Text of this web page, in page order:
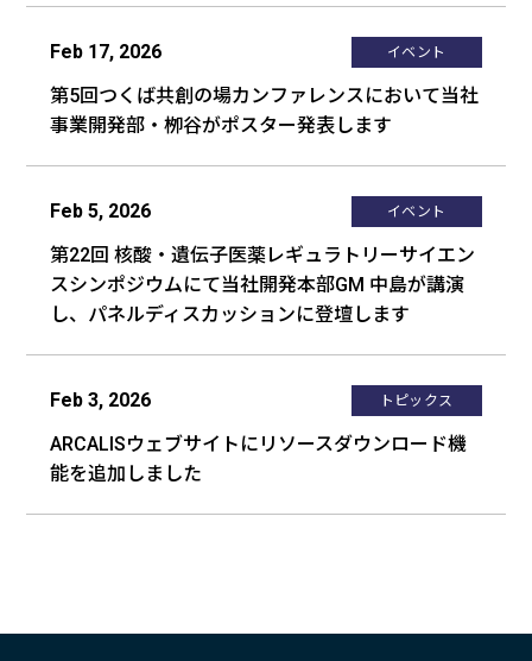
第5回つくば共創の場カンファレンスにおいて当社
事業開発部・栁谷がポスター発表します
Feb 17, 2026 イベント
第22回 核酸・遺伝子医薬レギュラトリーサイエン
スシンポジウムにて当社開発本部GM 中島が講演
し、パネルディスカッションに登壇します
Feb 5, 2026 イベント
ARCALISウェブサイトにリソースダウンロード機
能を追加しました
Feb 3, 2026 トピックス